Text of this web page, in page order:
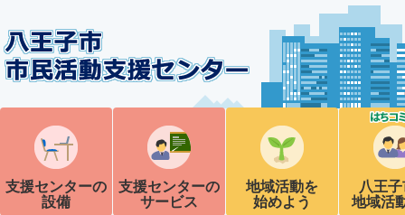
支援センターの
設備
支援センターの
サービス
地域活動を
始めよう
八王
地域活